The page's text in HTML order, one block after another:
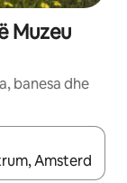
Muzeu
banesa dhe
me butonat e